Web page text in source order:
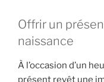
Offrir un
naissance
À l’occasion d’un
présent revêt une